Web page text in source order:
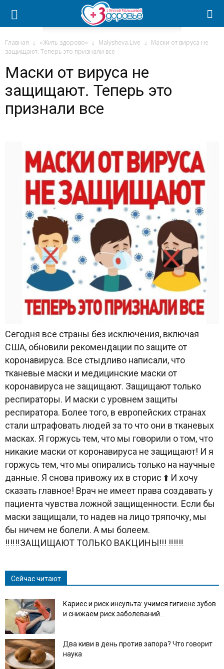
Главная «Жить здорово» Malysheva.Live
Маски от вируса не
защищают. Теперь это признали все
Маски от вируса не
защищают. Теперь это
признали все
Сегодня все страны без исключения, включая
США, обновили рекомендации по защите от
коронавируса. Все стыдливо написали, что
тканевые маски и медицинские маски от
коронавируса не защищают. Защищают только
респираторы. И маски с уровнем защиты
респиратора. Более того, в европейских странах
стали штрафовать людей за то что они в тканевых
масках. Я горжусь тем, что мы говорили о том, что
никакие маски от коронавируса не защищают! И я
горжусь тем, что мы опирались только на научные
данные. Я снова привожу их в сторис ⬆️ И хочу
сказать главное! Врач не имеет права создавать у
пациента чувства ложной защищенности. Если бы
маски защищали, то надев на лицо тряпочку, мы
бы ничем не болели. А мы болеем.
‼️‼️‼️ЗАЩИЩАЮТ ТОЛЬКО ВАКЦИНЫ!!! ‼️‼️‼️
Сейчас читают
Кариес и риск инсульта: учимся гигиене зубов
и снижаем риск заболеваний...
Два киви в день против запора? Что говорит
наука